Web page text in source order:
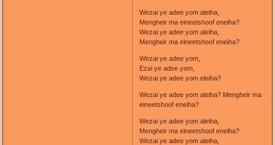
Wezai ye adee yom aleiha,
Mengheir ma eineetshoof eneiha?
Wezai ye adee yom aleiha,
Mengheir ma eineetshoof eneiha?
Wezai ye adee yom,
Ezai ye adee yom,
Wezai ye adee yom eleiha?
Wezai ye adee yom aleiha? Mengheir ma
eineetshoof eneiha?
Wezai ye adee yom aleiha,
Mengheir ma eineetshoof eneiha?
Wezai ye adee yom aleiha,